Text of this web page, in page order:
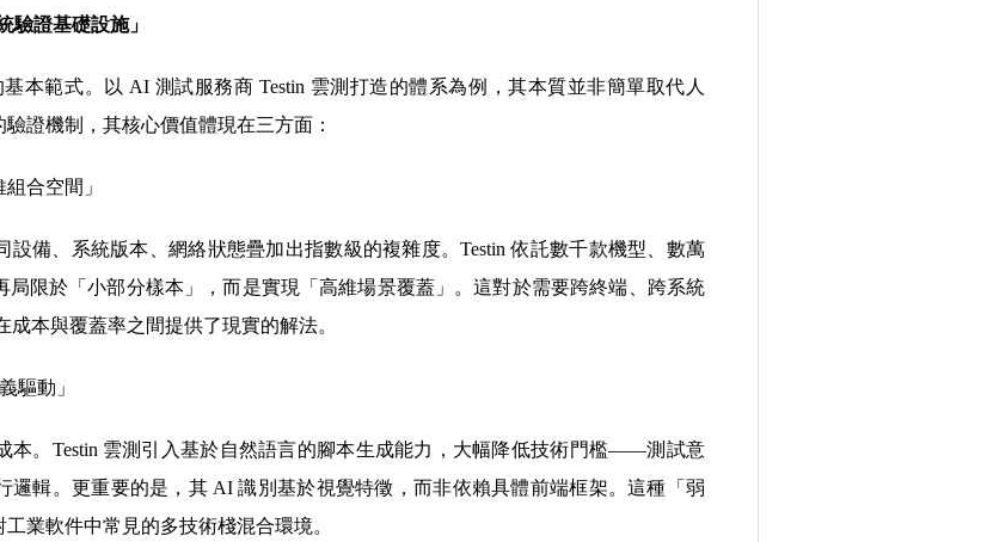
驗證基礎設施」
本範式。以 AI 測試服務商 Testin 雲測打造的體系為例，其本質並非簡單取代人
證機制，其核心價值體現在三方面：
合空間」
備、系統版本、網絡狀態疊加出指數級的複雜度。Testin 依託數千款機型、數萬
限於「小部分樣本」，而是實現「高維場景覆蓋」。這對於需要跨終端、跨系統
本與覆蓋率之間提供了現實的解法。
驅動」
本。Testin 雲測引入基於自然語言的腳本生成能力，大幅降低技術門檻——測試意
邏輯。更重要的是，其 AI 識別基於視覺特徵，而非依賴具體前端框架。這種「弱
業軟件中常見的多技術棧混合環境。